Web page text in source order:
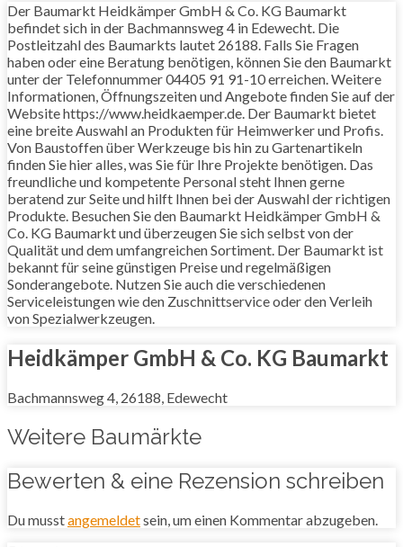
Der Baumarkt Heidkämper GmbH & Co. KG Baumarkt
befindet sich in der Bachmannsweg 4 in Edewecht. Die
Postleitzahl des Baumarkts lautet 26188. Falls Sie Fragen
haben oder eine Beratung benötigen, können Sie den Baumarkt
unter der Telefonnummer 04405 91 91-10 erreichen. Weitere
Informationen, Öffnungszeiten und Angebote finden Sie auf der
Website https://www.heidkaemper.de. Der Baumarkt bietet
eine breite Auswahl an Produkten für Heimwerker und Profis.
Von Baustoffen über Werkzeuge bis hin zu Gartenartikeln
finden Sie hier alles, was Sie für Ihre Projekte benötigen. Das
freundliche und kompetente Personal steht Ihnen gerne
beratend zur Seite und hilft Ihnen bei der Auswahl der richtigen
Produkte. Besuchen Sie den Baumarkt Heidkämper GmbH &
Co. KG Baumarkt und überzeugen Sie sich selbst von der
Qualität und dem umfangreichen Sortiment. Der Baumarkt ist
bekannt für seine günstigen Preise und regelmäßigen
Sonderangebote. Nutzen Sie auch die verschiedenen
Serviceleistungen wie den Zuschnittservice oder den Verleih
von Spezialwerkzeugen.
Heidkämper GmbH & Co. KG Baumarkt
Bachmannsweg 4, 26188, Edewecht
Weitere Baumärkte
Bewerten & eine Rezension schreiben
Du musstangemeldetsein, um einen Kommentar abzugeben.